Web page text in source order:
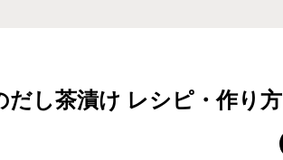
だし茶漬け レシピ・作り方